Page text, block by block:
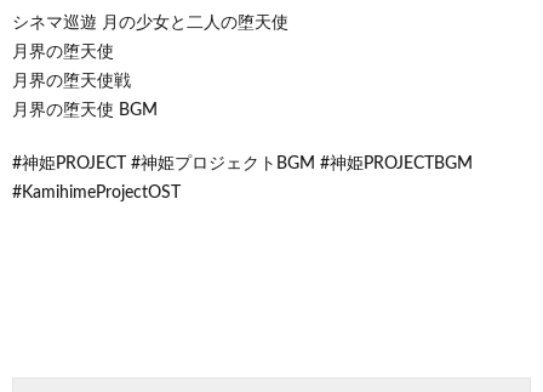
シネマ巡遊 月の少女と二人の堕天使
月界の堕天使
月界の堕天使戦
月界の堕天使 BGM
#神姫PROJECT #神姫プロジェクトBGM #神姫PROJECTBGM
#KamihimeProjectOST